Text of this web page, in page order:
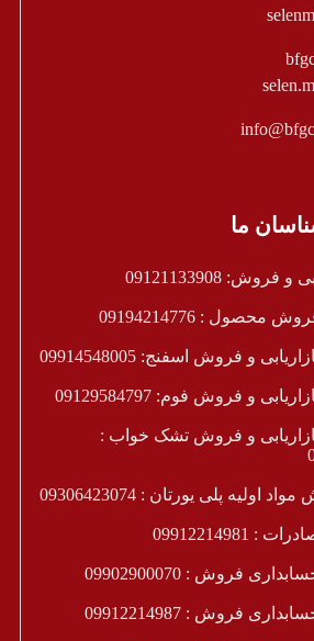
ما
09121133908
: 09194214776
و فروش اسفنج: 09914548005
و فروش فوم: 09129584797
و فروش تشک خواب :
پلی یورتان : 09306423074
فروش : 09902900070
فروش : 09912214987